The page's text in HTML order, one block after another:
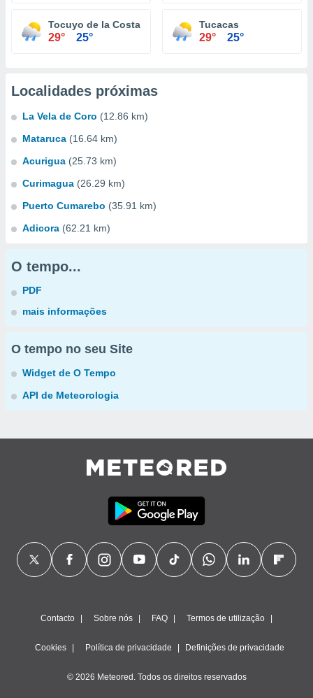
Tocuyo de la Costa
29° 25°
Tucacas
29° 25°
Localidades próximas
La Vela de Coro (12.86 km)
Mataruca (16.64 km)
Acurigua (25.73 km)
Curimagua (26.29 km)
Puerto Cumarebo (35.91 km)
Adicora (62.21 km)
O tempo...
PDF
mais informações
O tempo no seu Site
Widget de O Tempo
API de Meteorologia
Contacto Sobre nós FAQ Termos de utilização
Cookies Política de privacidade Definições de privacidade
© 2026 Meteored. Todos os direitos reservados